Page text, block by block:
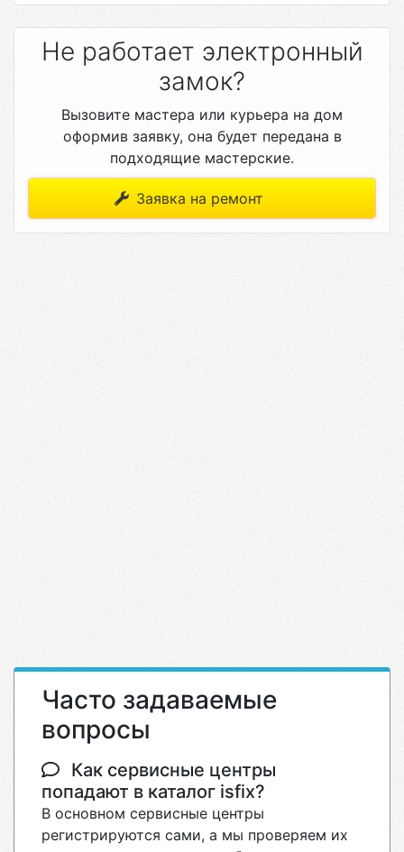
Не работает электронный
замок?
Вызовите мастера или курьера на дом
оформив заявку, она будет передана в
подходящие мастерские.
Заявка на ремонт
Часто задаваемые
вопросы
Как сервисные центры
попадают в каталог isfix?
В основном сервисные центры
регистрируются сами, а мы проверяем их